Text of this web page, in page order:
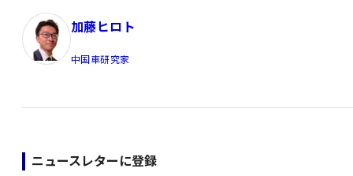
加藤ヒロト
中国車研究家
ニュースレターに登録